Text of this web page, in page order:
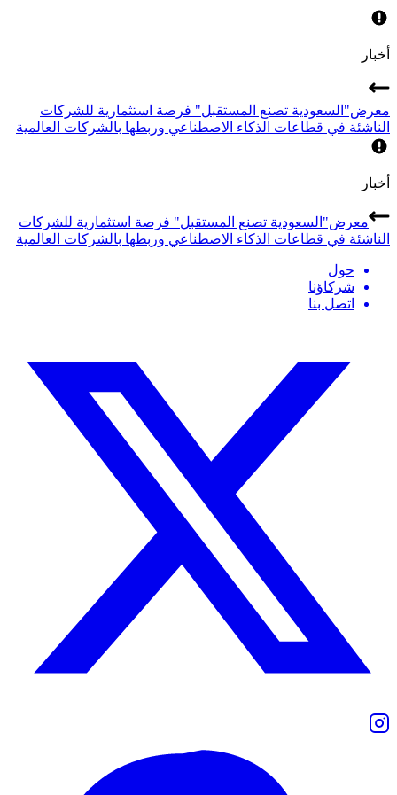
أخبار
معرض"السعودية تصنع المستقبل" فرصة استثمارية للشركات
الناشئة في قطاعات الذكاء الاصطناعي وربطها بالشركات العالمية
أخبار
معرض"السعودية تصنع المستقبل" فرصة استثمارية للشركات
الناشئة في قطاعات الذكاء الاصطناعي وربطها بالشركات العالمية
حول
شركاؤنا
اتصل بنا